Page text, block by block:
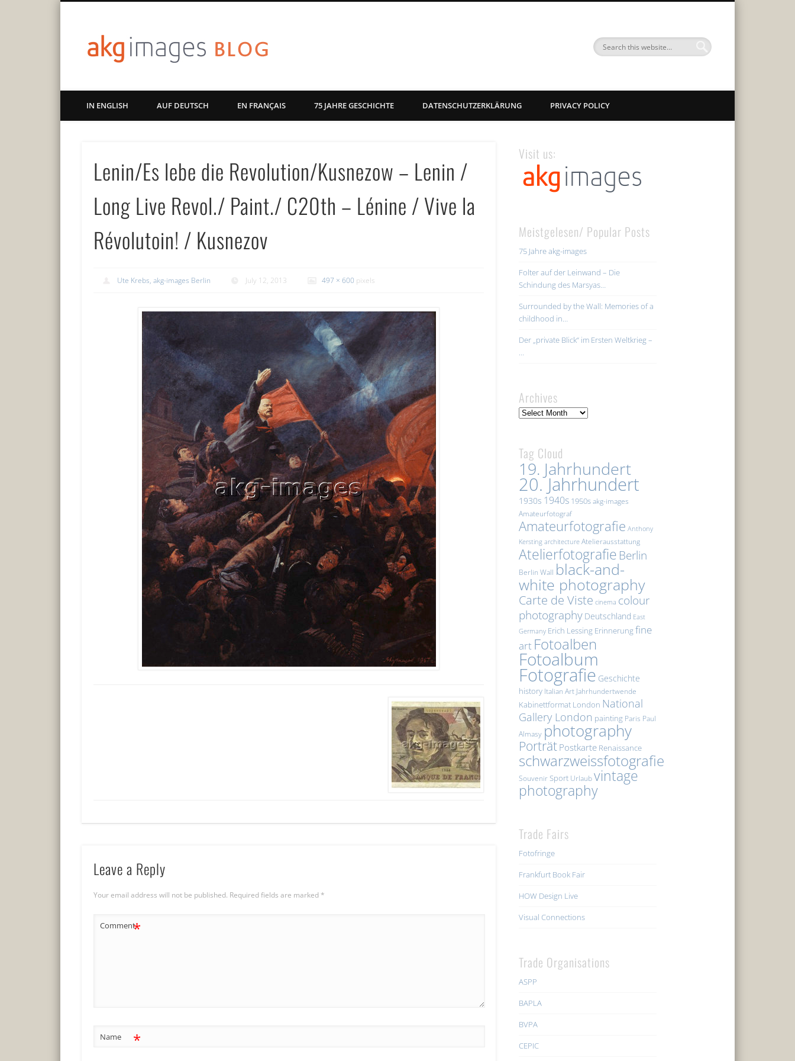
Art | Culture | History
IN ENGLISH AUF DEUTSCH EN FRANÇAIS 75 JAHRE GESCHICHTE DATENSCHUTZERKLÄRUNG PRIVACY POLICY
Lenin/Es lebe die Revolution/Kusnezow – Lenin /
Long Live Revol./ Paint./ C20th – Lénine / Vive la
Révolutoin! / Kusnezov
Ute Krebs, akg-images Berlin July 12, 2013 497 × 600 pixels
Leave a Reply
Your email address will not be published. Required fields are marked *
Comment*
Name *
Visit us:
Meistgelesen/ Popular Posts
75 Jahre akg-images
Folter auf der Leinwand – Die
Schindung des Marsyas…
Surrounded by the Wall: Memories of a
childhood in…
Der „private Blick“ im Ersten Weltkrieg –
…
Archives
Archives
Tag Cloud
19. Jahrhundert
20. Jahrhundert
1930s 1940s 1950sakg-images
Amateurfotograf
Amateurfotografie Anthony
Kersting architecture Atelierausstattung
Atelierfotografie Berlin
Berlin Wall black-and-
white photography
Carte de Viste cinema colour
photography Deutschland East
Germany Erich Lessing Erinnerungfine
art Fotoalben
Fotoalbum
Fotografie Geschichte
history Italian Art Jahrhundertwende
Kabinettformat London National
Gallery London painting Paris Paul
Almasy photography
Porträt Postkarte Renaissance
schwarzweissfotografie
SouvenirSport Urlaubvintage
photography
Trade Fairs
Fotofringe
Frankfurt Book Fair
HOW Design Live
Visual Connections
Trade Organisations
ASPP
BAPLA
BVPA
CEPIC